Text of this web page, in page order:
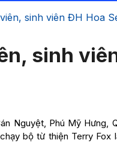
sinh viên ĐH Hoa
sinh
Nguyệt, Phú Mỹ Hưng,
bộ từ thiện Terry